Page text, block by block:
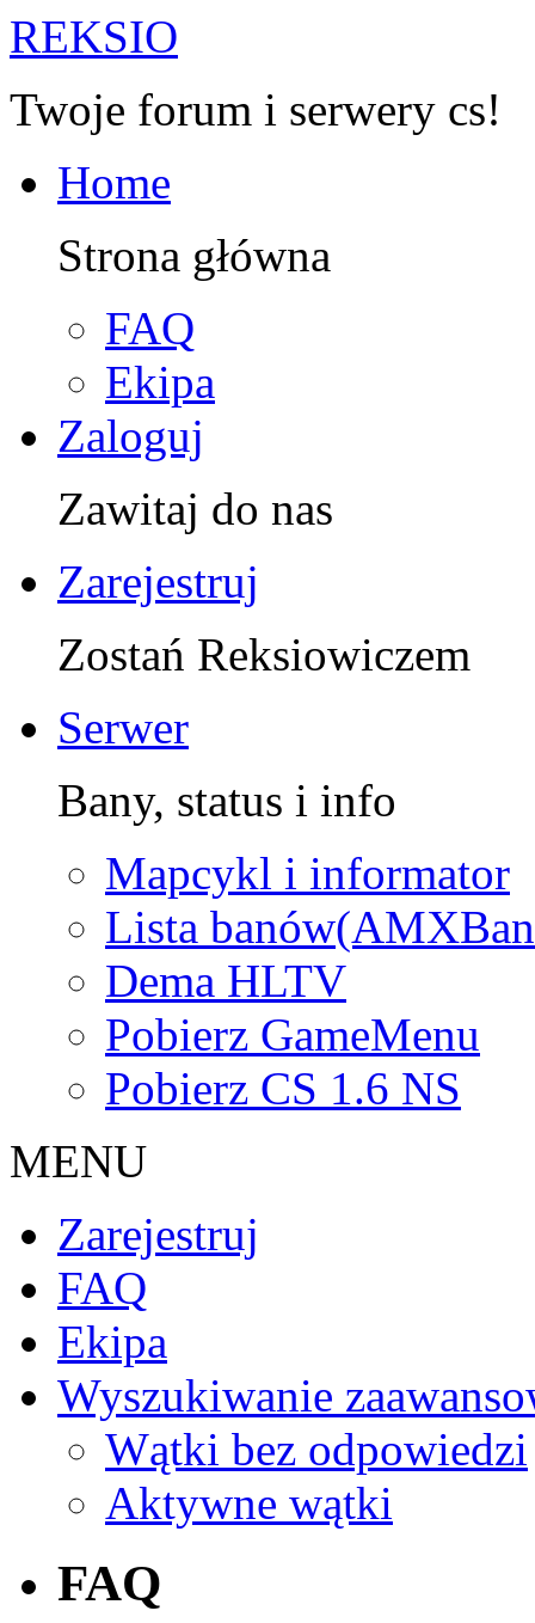
REKSIO
Twoje forum i serwery cs!
Home
Strona główna
FAQ
Ekipa
Zaloguj
Zawitaj do nas
Zarejestruj
Zostań Reksiowiczem
Serwer
Bany, status i info
Mapcykl i informator
Lista
Dema HLTV
Pobierz GameMenu
Pobierz CS 1.6 NS
MENU
Zarejestruj
FAQ
Ekipa
Wyszukiwanie
Wątki bez odpowiedzi
Aktywne wątki
FAQ